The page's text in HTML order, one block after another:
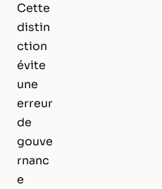
Cette
distin
ction
évite
une
erreur
de
gouve
rnanc
e